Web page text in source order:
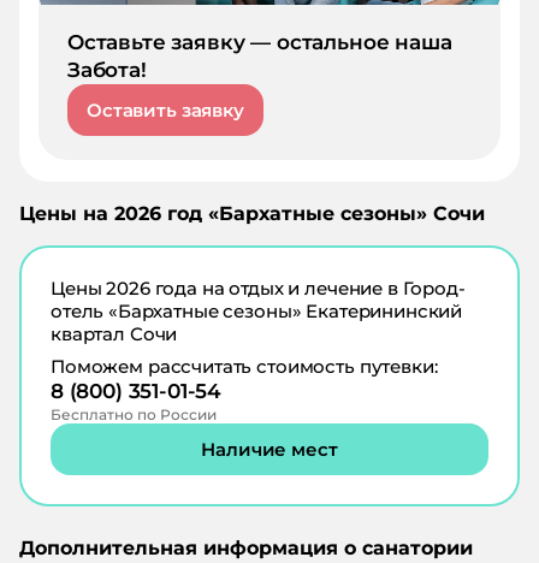
Оставьте заявку — остальное наша
Забота!
Оставить заявку
Цены на 2026 год «Бархатные сезоны» Сочи
Цены2026года на отдых и лечение в Город-
отель «Бархатные сезоны» Екатерининский
квартал Сочи
Поможем рассчитать стоимость путевки:
8 (800) 351-01-54
Бесплатно по России
Наличие мест
Дополнительная информация о санатории